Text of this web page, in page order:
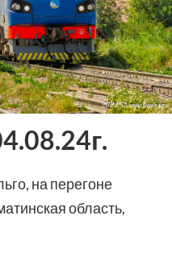
на перегоне
область,